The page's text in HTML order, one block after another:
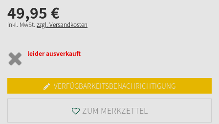
49,95 €
inkl. MwSt. zzgl. Versandkosten
leider ausverkauft
VERFÜGBARKEITSBENACHRICHTIGUNG
ZUM MERKZETTEL